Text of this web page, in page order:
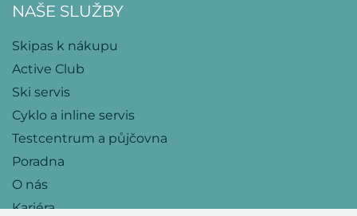
NAŠE SLUŽBY
Skipas k nákupu
Active Club
Ski servis
Cyklo a inline servis
Testcentrum a půjčovna
Poradna
O nás
Kariéra